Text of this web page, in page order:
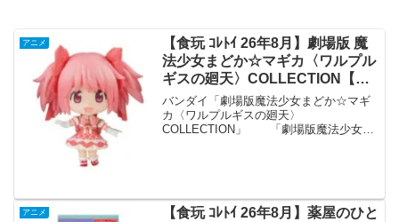
アニメ
【食玩 ｺﾚﾄｲ 26年8月】劇場版 魔
法少女まどか☆マギカ〈ワルプル
ギスの廻天〉COLLECTION【バ
ンダイ】
バンダイ「劇場版魔法少女まどか☆マギ
カ〈ワルプルギスの廻天〉
COLLECTION」 「劇場版魔法少女ま
アニメ
【食玩 ｺﾚﾄｲ 26年8月】薬屋のひと